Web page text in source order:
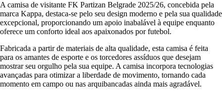
A camisa de visitante FK Partizan Belgrade 2025/26, concebida pela
marca Kappa, destaca-se pelo seu design moderno e pela sua qualidade
excepcional, proporcionando um apoio inabalável à equipe enquanto
oferece um conforto ideal aos apaixonados por futebol.
Fabricada a partir de materiais de alta qualidade, esta camisa é feita
para os amantes de esporte e os torcedores assíduos que desejam
mostrar seu orgulho pela sua equipe. A camisa incorpora tecnologias
avançadas para otimizar a liberdade de movimento, tornando cada
momento em campo ou nas arquibancadas ainda mais agradável.